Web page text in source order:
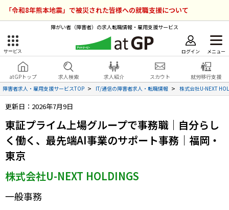
「令和8年熊本地震」で被災された皆様への就職支援について
障がい者（障害者）の求人転職情報・雇用支援サービス
サービス ログイン メニュー
atGPトップ 求人検索 求人紹介 スカウト
就労移行支援
障害者求人・雇用支援サービスTOP
IT/通信の障害者求人・転職情報 株式会社U-NEXT
更新日：2026年7月9日
東証プライム上場グループで事務職｜自分らし
く働く、最先端AI事業のサポート事務｜福岡・
東京
株式会社U-NEXT HOLDINGS
一般事務
障害者雇用のアットジーピー
サービスラインナップ
就転職支援サービス
障害者専門の就転職支援サービス
障害者アスリート専門の就転職支援サービス
ログイン 会員登録 無料
atGPトップ
各種サービス
求人を紹介してもらう